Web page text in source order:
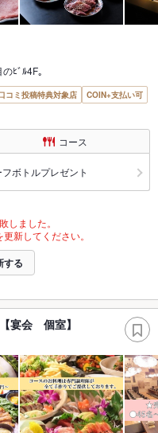
ﾋﾞﾙ4F｡
コミ投稿特典対象店
COIN+支払い可
コース
ボトルプレゼント
しました。
新してください。
する
宴会 個室】